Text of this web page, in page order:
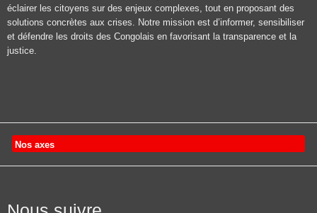
éclairer les citoyens sur des enjeux complexes, tout en proposant des
solutions concrètes aux crises. Notre mission est d’informer, sensibiliser
et défendre les droits des Congolais en favorisant la transparence et la
justice.
Nos axes